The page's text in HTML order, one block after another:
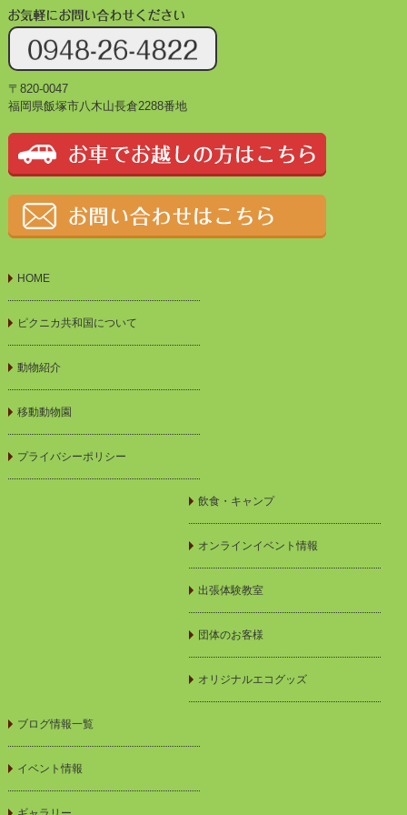
〒820-0047
福岡県飯塚市八木山長倉2288番地
HOME
ピクニカ共和国について
動物紹介
移動動物園
プライバシーポリシー
飲食・キャンプ
オンラインイベント情報
出張体験教室
団体のお客様
オリジナルエコグッズ
ブログ情報一覧
イベント情報